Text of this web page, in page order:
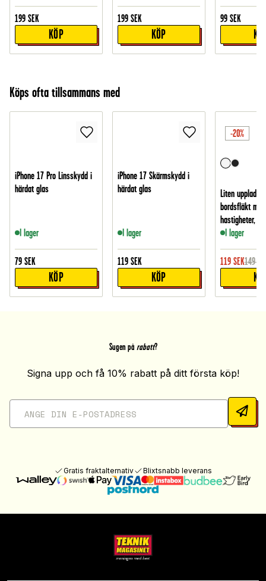
199 SEK
KÖP
199 SEK
KÖP
99 SEK
Köps ofta tillsammans med
iPhone 17 Pro Linsskydd i
härdat glas
I lager
79 SEK
KÖP
iPhone 17 Skärmskydd i
härdat glas
I lager
119 SEK
KÖP
-20%
Liten
bordsfläkt
hastigheter, Vit
I lager
119 SEK149
Sugen på rabatt?
Signa upp och få 10% rabatt på ditt första köp!
Gratis fraktalternativ Blixtsnabb leverans